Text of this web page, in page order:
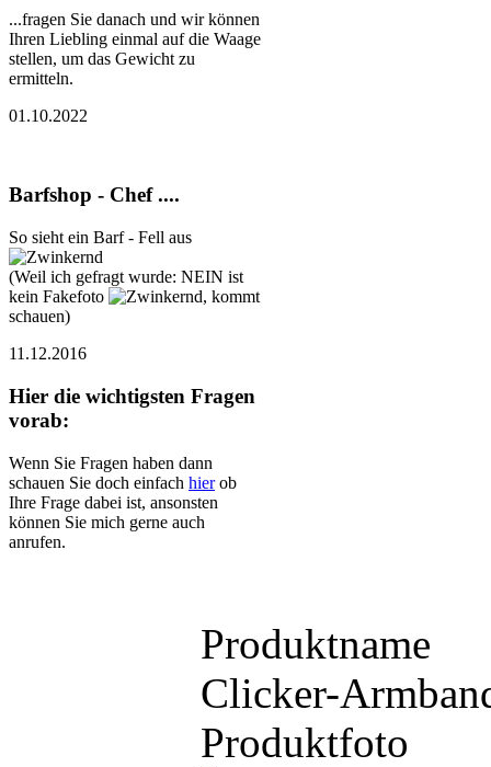
...fragen Sie danach und wir können
Ihren Liebling einmal auf die Waage
stellen, um das Gewicht zu
ermitteln.
01.10.2022
Barfshop - Chef ....
So sieht ein Barf - Fell aus
(Weil ich gefragt wurde: NEIN ist
kein Fakefoto
, kommt
schauen)
11.12.2016
Hier die wichtigsten Fragen
vorab:
Wenn Sie Fragen haben dann
schauen Sie doch einfach hierob
Ihre Frage dabei ist, ansonsten
können Sie mich gerne auch
anrufen.
Produktname
Clicker-
Produktfoto